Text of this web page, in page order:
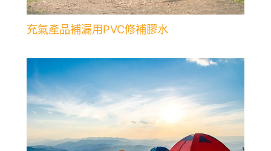
充氣產品補漏用PVC修補膠水